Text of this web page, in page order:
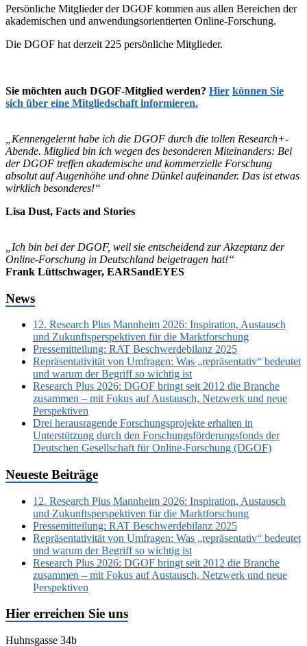
Persönliche Mitglieder der DGOF kommen aus allen Bereichen der
akademischen und anwendungsorientierten Online-Forschung.
Die DGOF hat derzeit 225 persönliche Mitglieder.
Sie möchten auch DGOF-Mitglied werden? Hier können Sie
sich über eine Mitgliedschaft informieren.
„Kennengelernt habe ich die DGOF durch die tollen Research+-
Abende. Mitglied bin ich wegen des besonderen Miteinanders: Bei
der DGOF treffen akademische und kommerzielle Forschung
absolut auf Augenhöhe und ohne Dünkel aufeinander. Das ist etwas
wirklich besonderes!“
Lisa Dust, Facts and Stories
„Ich bin bei der DGOF, weil sie entscheidend zur Akzeptanz der
Online-Forschung in Deutschland beigetragen hat!“
Frank Lüttschwager, EARSandEYES
News
12. Research Plus Mannheim 2026: Inspiration, Austausch
und Zukunftsperspektiven für die Marktforschung
Pressemitteilung: RAT Beschwerdebilanz 2025
Repräsentativität von Umfragen: Was „repräsentativ“ bedeutet
und warum der Begriff so wichtig ist
Research Plus 2026: DGOF bringt seit 2012 die Branche
zusammen – mit Fokus auf Austausch, Netzwerk und neue
Perspektiven
Drei herausragende Forschungsprojekte erhalten in
Unterstützung durch den Forschungsförderungsfonds der
Deutschen Gesellschaft für Online-Forschung (DGOF)
Neueste Beiträge
12. Research Plus Mannheim 2026: Inspiration, Austausch
und Zukunftsperspektiven für die Marktforschung
Pressemitteilung: RAT Beschwerdebilanz 2025
Repräsentativität von Umfragen: Was „repräsentativ“ bedeutet
und warum der Begriff so wichtig ist
Research Plus 2026: DGOF bringt seit 2012 die Branche
zusammen – mit Fokus auf Austausch, Netzwerk und neue
Perspektiven
Hier erreichen Sie uns
Huhnsgasse 34b